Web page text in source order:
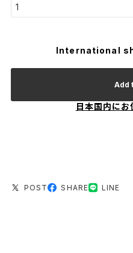
International
Add
日本国内に
POST SHARE LINE